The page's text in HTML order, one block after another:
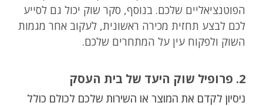
הפוטנציאליים שלכם. בנוסף, סקר שוק יכול גם לסייע
לכם לבצע תחזית מכירה ראשונית, לעקוב אחר מגמות
השוק ולפקוח עין על המתחרים שלכם.
2. פרופיל שוק היעד של בית העסק
ניסיון לקדם את המוצר או השירות שלכם לכולם כולל